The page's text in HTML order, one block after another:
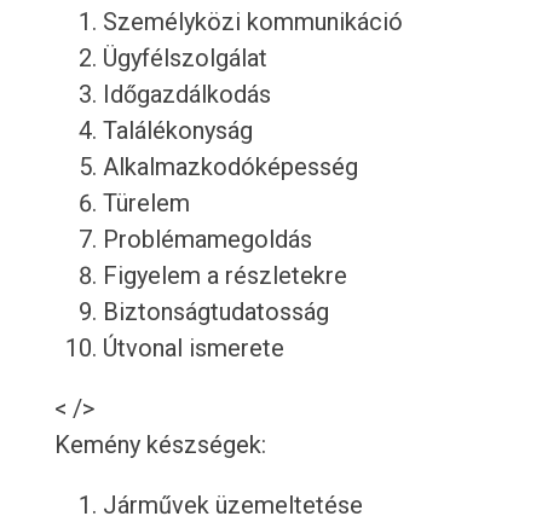
Személyközi kommunikáció
Ügyfélszolgálat
Időgazdálkodás
Találékonyság
Alkalmazkodóképesség
Türelem
Problémamegoldás
Figyelem a részletekre
Biztonságtudatosság
Útvonal ismerete
< />
Kemény készségek:
Járművek üzemeltetése